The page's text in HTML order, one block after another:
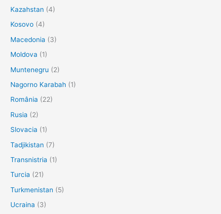
Kazahstan (4)
Kosovo (4)
Macedonia (3)
Moldova (1)
Muntenegru (2)
Nagorno Karabah (1)
România (22)
Rusia (2)
Slovacia (1)
Tadjikistan (7)
Transnistria (1)
Turcia (21)
Turkmenistan (5)
Ucraina (3)